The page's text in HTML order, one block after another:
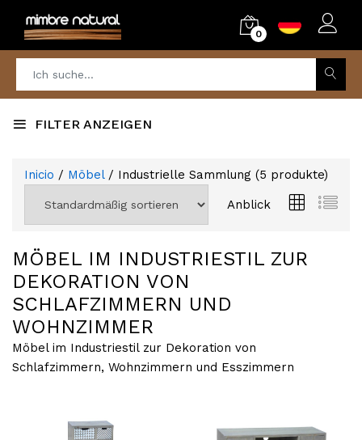
0
FILTER ANZEIGEN
Inicio / Möbel / Industrielle Sammlung (5 produkte)
Anblick
MÖBEL IM INDUSTRIESTIL ZUR
DEKORATION VON
SCHLAFZIMMERN UND
WOHNZIMMER
Möbel im Industriestil zur Dekoration von
Schlafzimmern, Wohnzimmern und Esszimmern